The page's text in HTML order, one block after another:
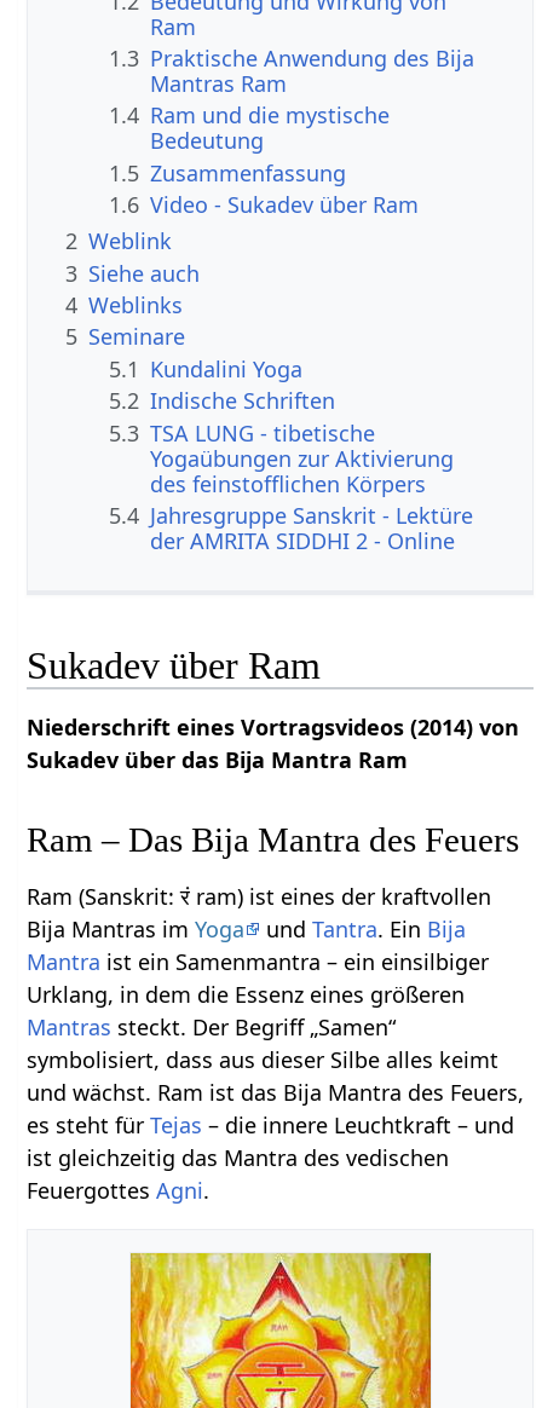
Ram
1.3 Praktische Anwendung des Bija
Mantras Ram
1.4 Ram und die mystische
Bedeutung
1.5 Zusammenfassung
1.6 Video - Sukadev über Ram
2 Weblink
3 Siehe auch
4 Weblinks
5 Seminare
5.1 Kundalini Yoga
5.2 Indische Schriften
5.3 TSA LUNG - tibetische
Yogaübungen zur Aktivierung
des feinstofflichen Körpers
5.4 Jahresgruppe Sanskrit - Lektüre
der AMRITA SIDDHI 2 - Online
Sukadev über Ram
Niederschrift eines Vortragsvideos (2014) von
Sukadev über das Bija Mantra Ram
Ram – Das Bija Mantra des Feuers
Ram (Sanskrit: रं ram) ist eines der kraftvollen
Bija Mantras imYoga undTantra. Ein Bija
Mantra ist ein Samenmantra – ein einsilbiger
Urklang, in dem die Essenz eines größeren
Mantras steckt. Der Begriff „Samen“
symbolisiert, dass aus dieser Silbe alles keimt
und wächst. Ram ist das Bija Mantra des Feuers,
es steht fürTejas – die innere Leuchtkraft – und
ist gleichzeitig das Mantra des vedischen
FeuergottesAgni.